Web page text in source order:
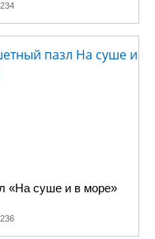
«На суше и в море»